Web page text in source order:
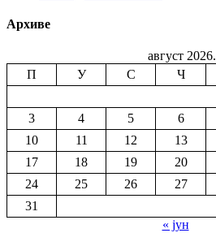
Архиве
август 2026.
П
У С Ч
3
4 5 6
10
11 12 13
17
18 19 20
24
25 26 27
31
« јун